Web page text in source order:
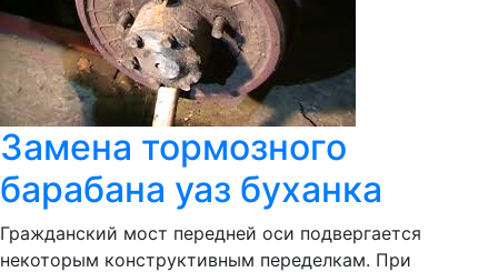
Замена тормозного
барабана уаз буханка
Гражданский мост передней оси подвергается
некоторым конструктивным переделкам. При